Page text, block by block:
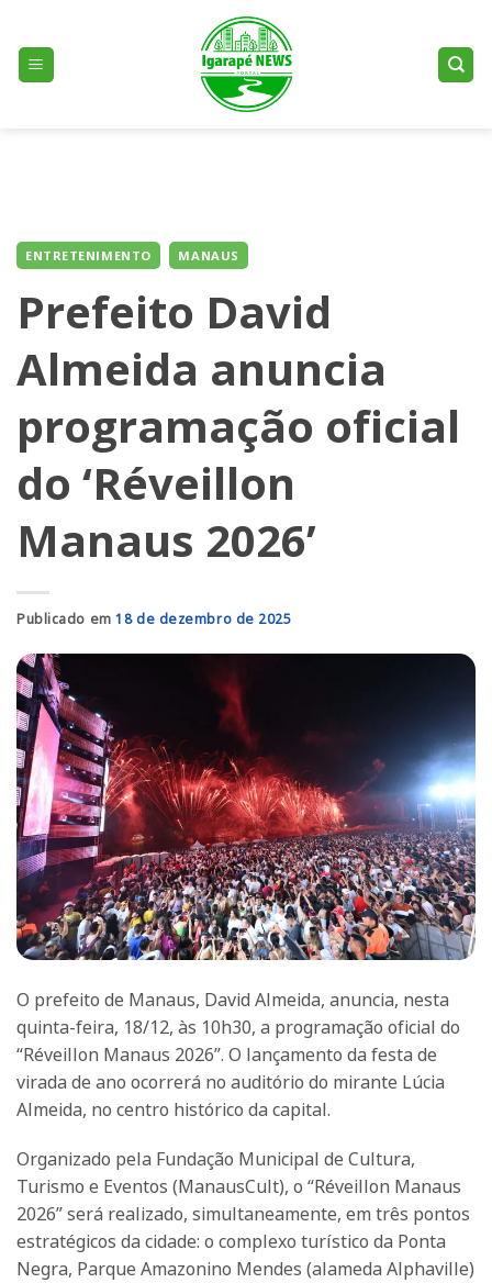
content
ENTRETENIMENTO MANAUS
Prefeito David
Almeida anuncia
programação oficial
do ‘Réveillon
Manaus 2026’
Publicado em18 de dezembro de 2025
O prefeito de Manaus, David Almeida, anuncia, nesta
quinta-feira, 18/12, às 10h30, a programação oficial do
“Réveillon Manaus 2026”. O lançamento da festa de
virada de ano ocorrerá no auditório do mirante Lúcia
Almeida, no centro histórico da capital.
Organizado pela Fundação Municipal de Cultura,
Turismo e Eventos (ManausCult), o “Réveillon Manaus
2026” será realizado, simultaneamente, em três pontos
estratégicos da cidade: o complexo turístico da Ponta
Negra, Parque Amazonino Mendes (alameda Alphaville)